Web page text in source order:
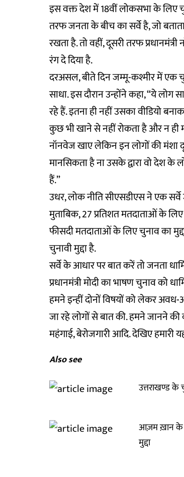
इस वक्त देश में 18वीं लोकसभा के लिए
तरफ जनता के बीच का सर्वे है, जो
रखता है. तो वहीं, दूसरी तरफ
रंग दे दिया है.
दरअसल, बीते दिन जम्मू-कश्मीर में एक
साधा. इस दौरान उन्होंने कहा, “ये
रहे हैं. इतना ही नहीं उसका वीडियो
कुछ भी खाने से नहीं रोकता है और न ही
नॉनवेज खाए लेकिन इन लोगों की मंशा
मानसिकता है ना उसके द्वारा वो देश
हैं.”
उधर, लोक नीति सीएसडीएस ने एक
मुताबिक, 27 प्रतिशत मतदाताओं के
फीसदी मतदाताओं के लिए चुनाव का
चुनावी मुद्दा है.
सर्वे के आधार पर बात करें तो जनता
प्रधानमंत्री मोदी का भाषण चुनाव को
हमने इन्हीं दोनों विषयों को लेकर
जा रहे लोगों से बात की. हमने जानने
महंगाई, बेरोजगारी आदि. देखिए हमारी यह
Also see
उत्तराखण्ड के
आज़म ख़ान के
मुद्दा